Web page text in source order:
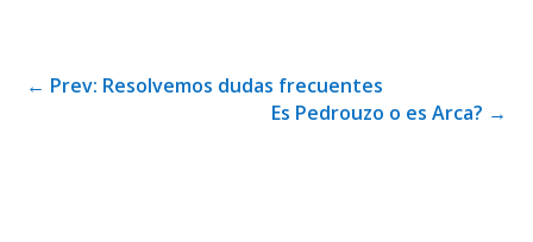
← Prev: Resolvemos dudas frecuentes
Es Pedrouzo o es Arca? →